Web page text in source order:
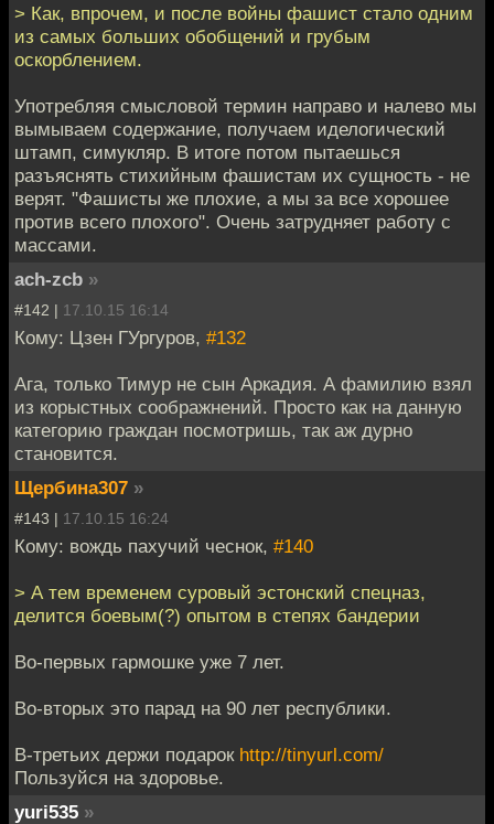
> Как, впрочем, и после войны фашист стало одним
из самых больших обобщений и грубым
оскорблением.
Употребляя смысловой термин направо и налево мы
вымываем содержание, получаем иделогический
штамп, симукляр. В итоге потом пытаешься
разъяснять стихийным фашистам их сущность - не
верят. "Фашисты же плохие, а мы за все хорошее
против всего плохого". Очень затрудняет работу с
массами.
ach-zcb »
#142 | 17.10.15 16:14
Кому: Цзен ГУргуров, #132
Ага, только Тимур не сын Аркадия. А фамилию взял
из корыстных соображнений. Просто как на данную
категорию граждан посмотришь, так аж дурно
становится.
Щербина307 »
#143 | 17.10.15 16:24
Кому: вождь пахучий чеснок, #140
> А тем временем суровый эстонский спецназ,
делится боевым(?) опытом в степях бандерии
Во-первых гармошке уже 7 лет.
Во-вторых это парад на 90 лет республики.
В-третьих держи подарок http://tinyurl.com/
Пользуйся на здоровье.
yuri535 »